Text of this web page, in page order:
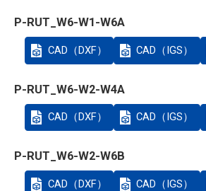
P-RUT_W6-W1-W6A
CAD（DXF） CAD（IGS）
P-RUT_W6-W2-W4A
CAD（DXF） CAD（IGS）
P-RUT_W6-W2-W6B
CAD（DXF） CAD（IGS）